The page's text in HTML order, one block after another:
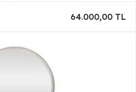
64.000,00 TL